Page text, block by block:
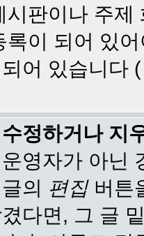
시판이나 주
록이 되어 있
어 있습니다 (
정하거나 지
영자가 아닌
의 편집버튼
다면, 그 글